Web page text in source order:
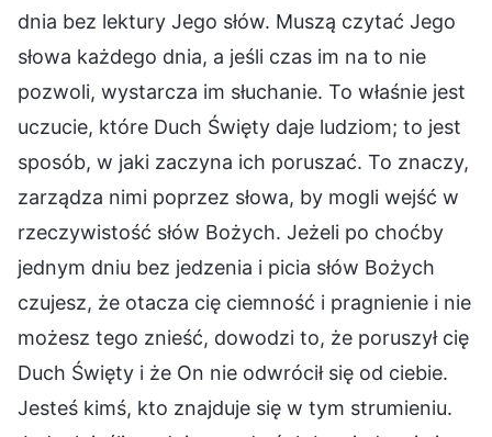
dnia bez lektury Jego słów. Muszą czytać Jego
słowa każdego dnia, a jeśli czas im na to nie
pozwoli, wystarcza im słuchanie. To właśnie jest
uczucie, które Duch Święty daje ludziom; to jest
sposób, w jaki zaczyna ich poruszać. To znaczy,
zarządza nimi poprzez słowa, by mogli wejść w
rzeczywistość słów Bożych. Jeżeli po choćby
jednym dniu bez jedzenia i picia słów Bożych
czujesz, że otacza cię ciemność i pragnienie i nie
możesz tego znieść, dowodzi to, że poruszył cię
Duch Święty i że On nie odwrócił się od ciebie.
Jesteś kimś, kto znajduje się w tym strumieniu.